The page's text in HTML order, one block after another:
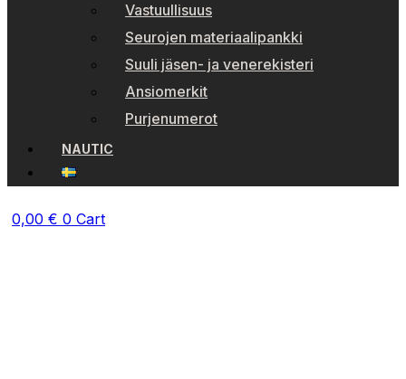
Vastuullisuus
Seurojen materiaalipankki
Suuli jäsen- ja venerekisteri
Ansiomerkit
Purjenumerot
NAUTIC
0,00 € 0 Cart